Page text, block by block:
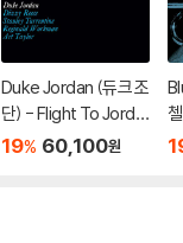
Duke Jordan (듀크 조
단) - Flight To Jorda
n [LP]
19% 60,100원
o